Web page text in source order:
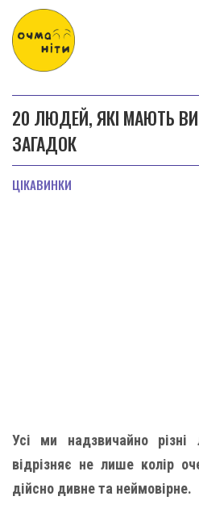
20 ЛЮДЕЙ, ЯКІ МАЮТЬ
ЗАГАДОК
ЦІКАВИНКИ
Усі ми надзвичайно
відрізняє не лише колір
дійсно дивне та неймовірне.